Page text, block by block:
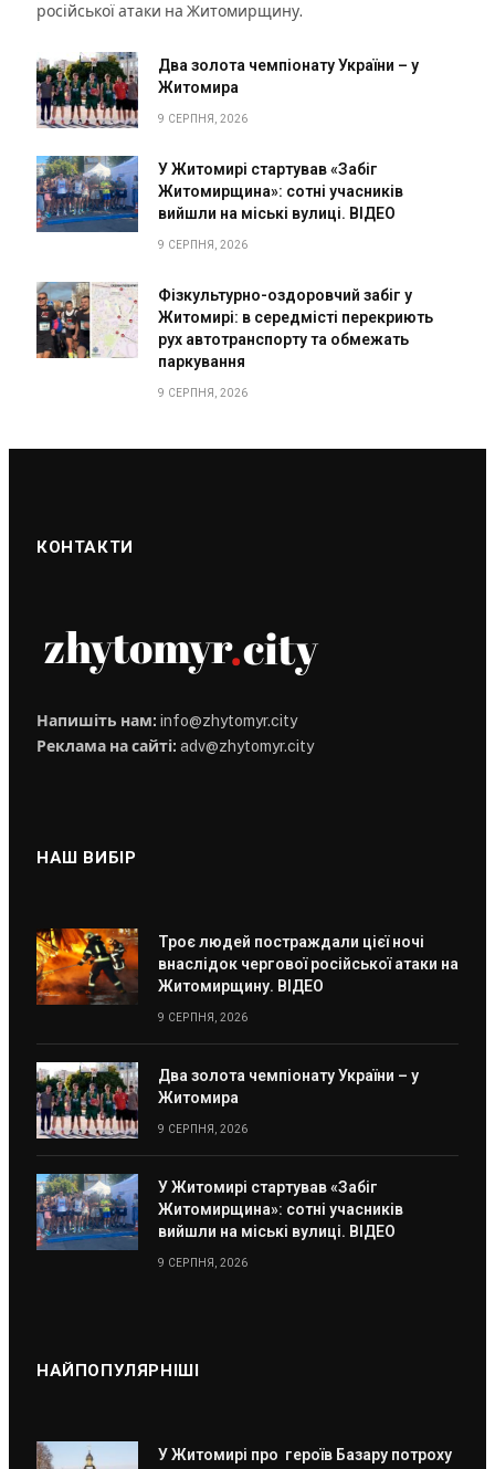
російської атаки на Житомирщину.
Два золота чемпіонату України – у
Житомира
9 СЕРПНЯ, 2026
У Житомирі стартував «Забіг
Житомирщина»: сотні учасників
вийшли на міські вулиці. ВІДЕО
9 СЕРПНЯ, 2026
Фізкультурно-оздоровчий забіг у
Житомирі: в середмісті перекриють
рух автотранспорту та обмежать
паркування
9 СЕРПНЯ, 2026
КОНТАКТИ
Напишіть нам: info@zhytomyr.city
Реклама на сайті: adv@zhytomyr.city
НАШ ВИБІР
Троє людей постраждали цієї ночі
внаслідок чергової російської атаки на
Житомирщину. ВІДЕО
9 СЕРПНЯ, 2026
Два золота чемпіонату України – у
Житомира
9 СЕРПНЯ, 2026
У Житомирі стартував «Забіг
Житомирщина»: сотні учасників
вийшли на міські вулиці. ВІДЕО
9 СЕРПНЯ, 2026
НАЙПОПУЛЯРНІШІ
У Житомирі про героїв Базару потроху